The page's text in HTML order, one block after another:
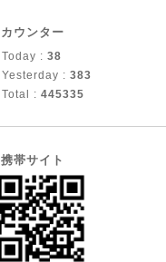
カウンター
Today : 38
Yesterday : 383
Total : 445335
携帯サイト